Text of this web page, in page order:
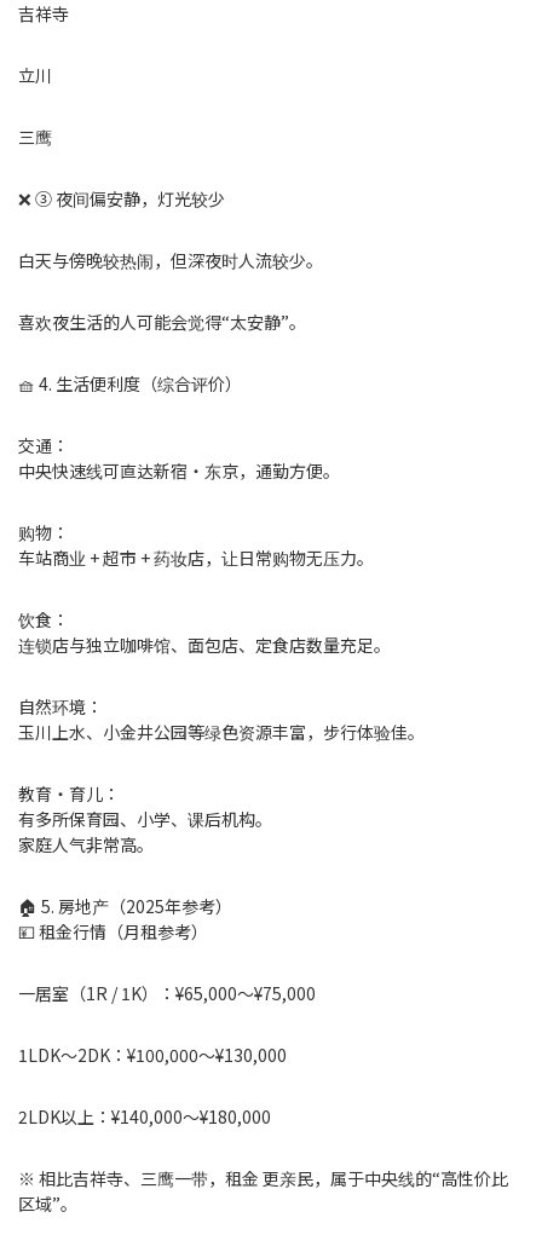
吉祥寺
立川
三鹰
❌ ③ 夜间偏安静，灯光较少
白天与傍晚较热闹，但深夜时人流较少。
喜欢夜生活的人可能会觉得“太安静”。
🧺 4. 生活便利度（综合评价）
交通：
中央快速线可直达新宿・东京，通勤方便。
购物：
车站商业 + 超市 + 药妆店，让日常购物无压力。
饮食：
连锁店与独立咖啡馆、面包店、定食店数量充足。
自然环境：
玉川上水、小金井公园等绿色资源丰富，步行体验佳。
教育・育儿：
有多所保育园、小学、课后机构。
家庭人气非常高。
🏠 5. 房地产（2025年参考）
💴 租金行情（月租参考）
一居室（1R / 1K）：¥65,000〜¥75,000
1LDK〜2DK：¥100,000〜¥130,000
2LDK以上：¥140,000〜¥180,000
※ 相比吉祥寺、三鹰一带，租金 更亲民，属于中央线的“高性价比
区域”。